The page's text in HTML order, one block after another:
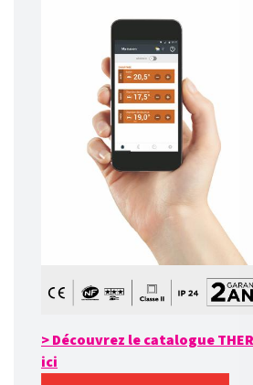
> Découvrez le catalogue
ici